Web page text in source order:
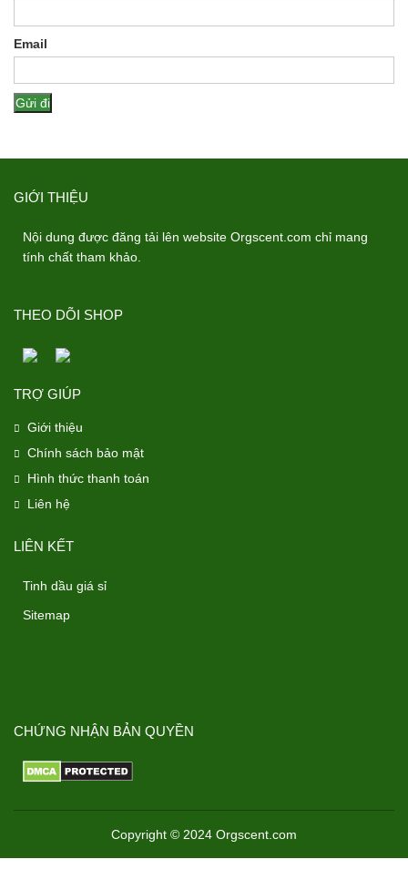
Email
GIỚI THIỆU
Nội dung được đăng tải lên website Orgscent.com chỉ mang
tính chất tham khảo.
THEO DÕI SHOP
TRỢ GIÚP
Giới thiệu
Chính sách bảo mật
Hình thức thanh toán
Liên hệ
LIÊN KẾT
Tinh dầu giá sỉ
Sitemap
CHỨNG NHẬN BẢN QUYỀN
Copyright © 2024 Orgscent.com